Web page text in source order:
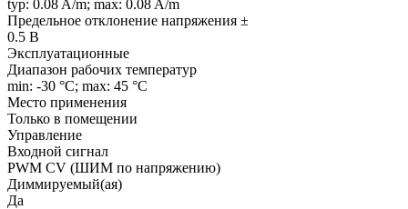
typ: 0.08 A/m; max: 0.08 A/m
Предельное отклонение напряжения ±
0.5 В
Эксплуатационные
Диапазон рабочих температур
min: -30 °C; max: 45 °C
Место применения
Только в помещении
Управление
Входной сигнал
PWM СV (ШИМ по напряжению)
Диммируемый(ая)
Да